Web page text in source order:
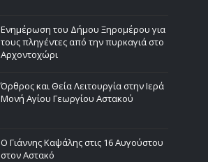
Ενημέρωση του Δήμου Ξηρομέρου για
τους πληγέντες από την πυρκαγιά στο
Αρχοντοχώρι
Όρθρος και Θεία Λειτουργία στην Ιερά
Μονή Αγίου Γεωργίου Αστακού
Ο Γιάννης Καψάλης στις 16 Αυγούστου
στον Αστακό